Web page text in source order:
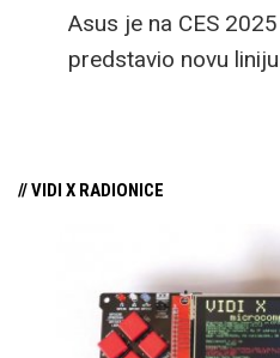
Asus je na CES
predstavio novu
// VIDI X RADIONICE